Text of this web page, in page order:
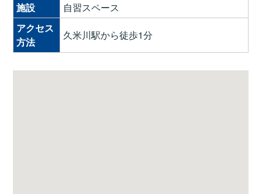
施設
自習スペース
アクセス
方法
久米川駅から徒歩1分